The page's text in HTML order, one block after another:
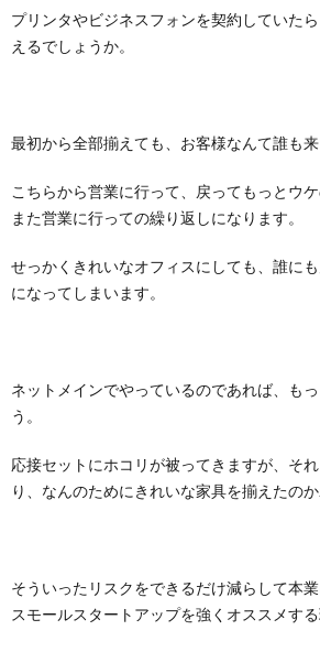
プリンタやビジネスフォンを契約していた
えるでしょうか。
最初から全部揃えても、お客様なんて誰も
こちらから営業に行って、戻ってもっとウ
また営業に行っての繰り返しになります。
せっかくきれいなオフィスにしても、誰に
になってしまいます。
ネットメインでやっているのであれば、も
う。
応接セットにホコリが被ってきますが、そ
り、なんのためにきれいな家具を揃えたの
そういったリスクをできるだけ減らして本
スモールスタートアップを強くオススメする